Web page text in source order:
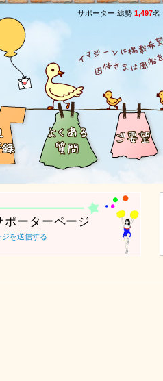
サポーター 総勢 1,497名
ポーターページ
ジを送信する